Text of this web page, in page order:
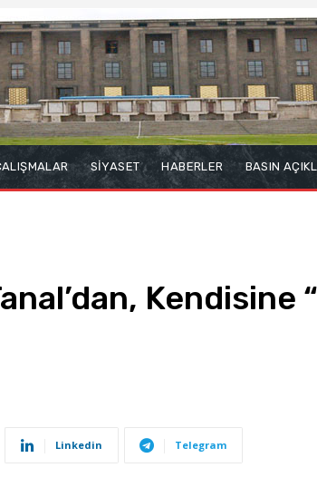
SİYASET HABERLER BASIN
Kendisine
Linkedin Telegram